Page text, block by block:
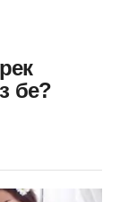
бе?